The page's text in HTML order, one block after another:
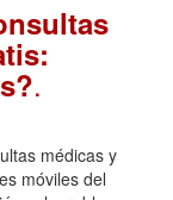
.
médicas y
móviles del